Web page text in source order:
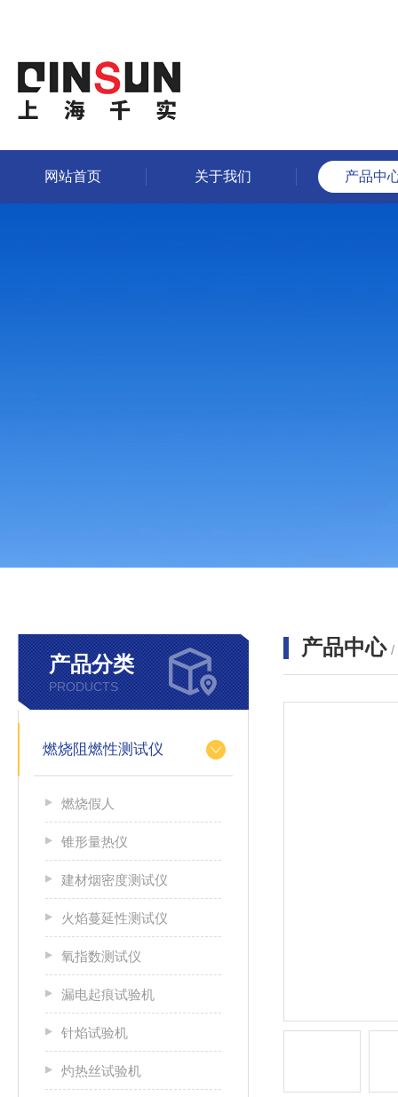
网站首页 关于我们 产品中
产品分类
PRODUCTS
燃烧阻燃性测试仪
燃烧假人
锥形量热仪
建材烟密度测试仪
火焰蔓延性测试仪
氧指数测试仪
漏电起痕试验机
针焰试验机
灼热丝试验机
产品中心 /